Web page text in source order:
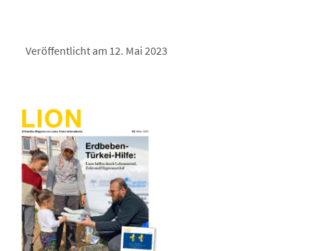
Veröffentlicht am 12. Mai 2023